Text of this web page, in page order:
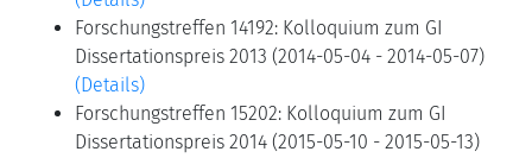
Forschungstreffen 14192: Kolloquium zum GI
Dissertationspreis 2013 (2014-05-04 - 2014-05-07)
(Details)
Forschungstreffen 15202: Kolloquium zum GI
Dissertationspreis 2014 (2015-05-10 - 2015-05-13)